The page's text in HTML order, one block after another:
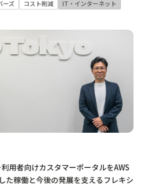
ーズ
コスト削減 IT・インターネット
用者向けカスタマーポータルをAWS
た稼働と今後の発展を支えるフレキシ